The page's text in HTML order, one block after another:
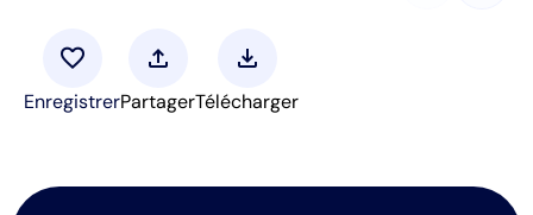
favorite
Enregistrer
upload
Partager
download
Télécharger